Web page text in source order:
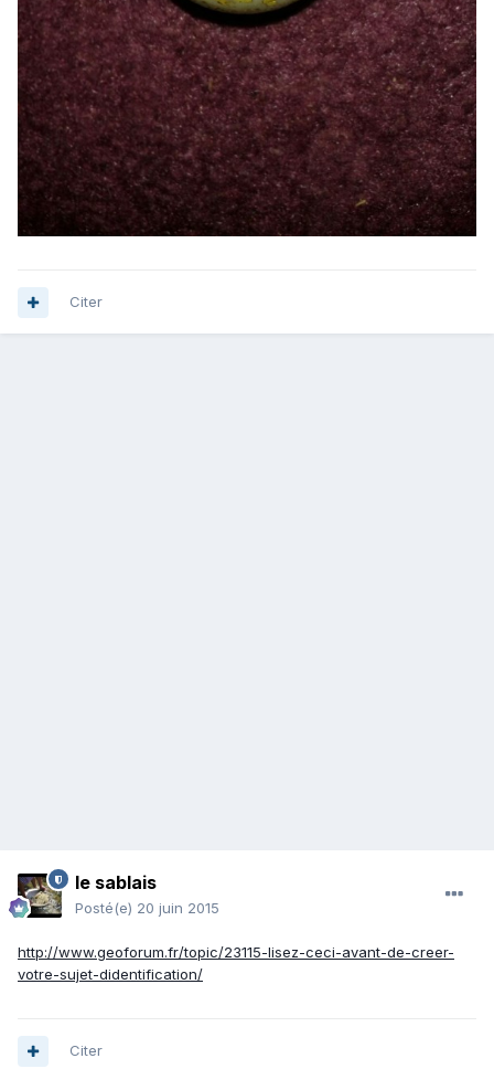
Citer
le sablais
Posté(e) 20 juin 2015
http://www.geoforum.fr/topic/23115-lisez-ceci-avant-de-creer-
votre-sujet-didentification/
Citer